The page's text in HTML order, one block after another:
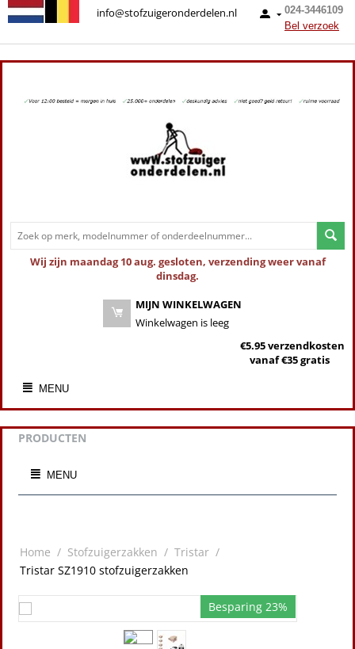
024-3446109
Bel verzoek
info@stofzuigeronderdelen.nl
Wij zijn maandag 10 aug. gesloten, verzending weer vanaf
dinsdag.
MIJN WINKELWAGEN
Winkelwagen is leeg
€5.95 verzendkosten
vanaf €35 gratis
MENU
PRODUCTEN
MENU
Home / Stofzuigerzakken / Tristar /
Tristar SZ1910 stofzuigerzakken
Besparing 23%